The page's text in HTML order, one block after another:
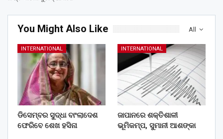
All
You Might Also Like
INTERNATIONAL
ଡିସେମ୍ବର ସୁଦ୍ଧା ବାଂଲାଦେଶ
ଫେରିବେ ଶେଖ ହସିନା
INTERNATIONAL
ଜାପାନରେ ଶକ୍ତିଶାଳୀ
ଭୂମିକମ୍ପ, ସୁମାନୀ ଆଶଙ୍କା